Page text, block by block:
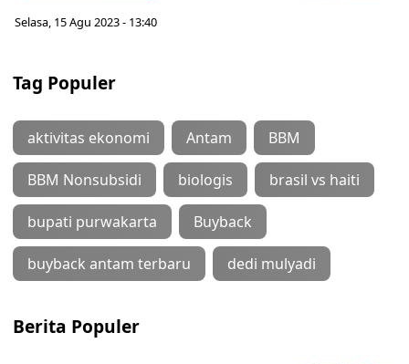
Selasa, 15 Agu 2023 - 13:40
Tag Populer
aktivitas ekonomi Antam BBM
BBM Nonsubsidi biologis brasil vs haiti
bupati purwakarta Buyback
buyback antam terbaru dedi mulyadi
Berita Populer